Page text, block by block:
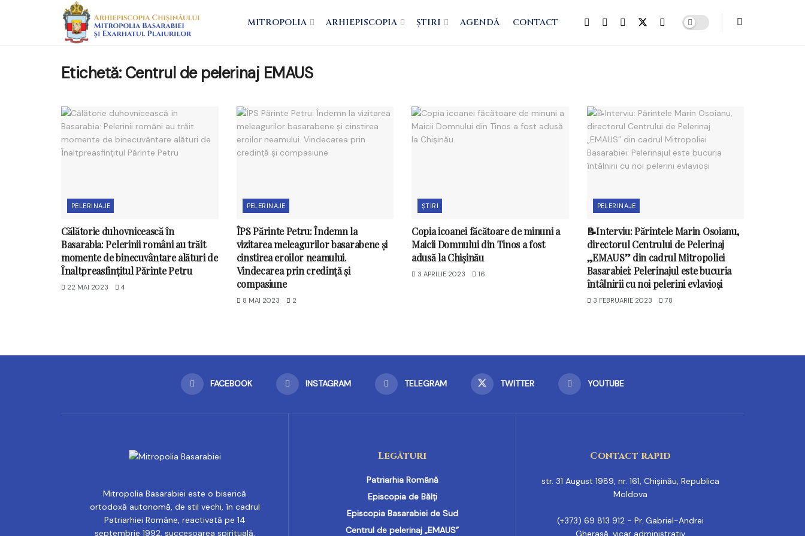
MITROPOLIA ARHIEPISCOPIA ȘTIRI AGENDĂ CONTACT
Etichetă: Centrul de pelerinaj EMAUS
PELERINAJE
Călătorie duhovnicească în
Basarabia: Pelerinii români au trăit
momente de binecuvântare alături de
Înaltpreasfințitul Părinte Petru
22 MAI 2023 4
PELERINAJE
ÎPS Părinte Petru: Îndemn la
vizitarea meleagurilor basarabene și
cinstirea eroilor neamului.
Vindecarea prin credință și
compasiune
8 MAI 2023 2
ȘTIRI
Copia icoanei făcătoare de minuni a
Maicii Domnului din Tinos a fost
adusă la Chișinău
3 APRILIE 2023 16
PELERINAJE
📝Interviu: Părintele Marin Osoianu,
directorul Centrului de Pelerinaj
„EMAUS” din cadrul Mitropoliei
Basarabiei: Pelerinajul este bucuria
întâlnirii cu noi pelerini evlavioși
3 FEBRUARIE 2023 78
FACEBOOK INSTAGRAM TELEGRAM TWITTER YOUTUBE
Mitropolia Basarabiei este o biserică
ortodoxă autonomă, de stil vechi, în cadrul
Patriarhiei Române, reactivată pe 14
septembrie 1992, succesoarea spirituală,
Legături
Patriarhia Română
Episcopia de Bălți
Episcopia Basarabiei de Sud
Centrul de pelerinaj „EMAUS”
Contact rapid
str. 31 August 1989, nr. 161, Chișinău, Republica
Moldova
(+373) 69 813 912 - Pr. Gabriel-Andrei
Gherasă, vicar administrativ